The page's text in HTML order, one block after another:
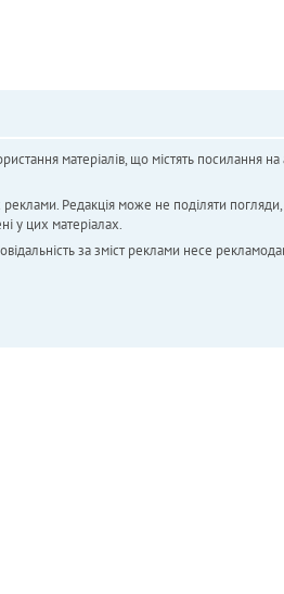
матеріалів, що містять посилання на
Редакція може не поділяти погляди,
у цих матеріалах.
за зміст реклами несе